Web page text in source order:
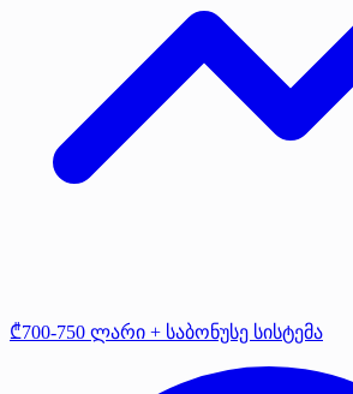
₾700-750 ლარი + საბონუსე სისტემა